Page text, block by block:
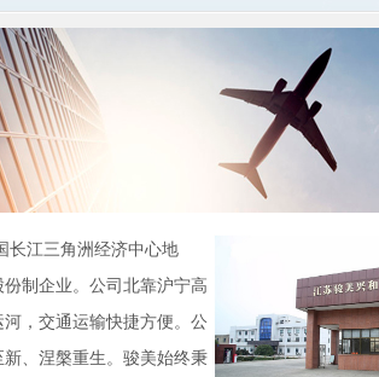
江三角洲经济中心地
制企业。公司北靠沪宁高
，交通运输快捷方便。公
、涅槃重生。骏美始终秉